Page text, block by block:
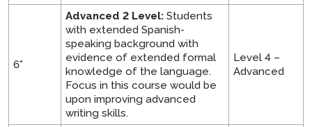
6*
Advanced 2 Level: Students
with extended Spanish-
speaking background with
evidence of extended formal
knowledge of the language.
Focus in this course would be
upon improving advanced
writing skills.
Level 4 –
Advanced